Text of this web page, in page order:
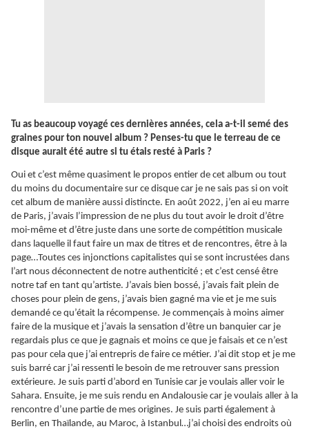
Tu as beaucoup voyagé ces dernières années, cela a-t-il semé des
graines pour ton nouvel album ? Penses-tu que le terreau de ce
disque aurait été autre si tu étais resté à Paris ?
Oui et c’est même quasiment le propos entier de cet album ou tout
du moins du documentaire sur ce disque car je ne sais pas si on voit
cet album de manière aussi distincte. En août 2022, j’en ai eu marre
de Paris, j’avais l’impression de ne plus du tout avoir le droit d’être
moi-même et d’être juste dans une sorte de compétition musicale
dans laquelle il faut faire un max de titres et de rencontres, être à la
page…Toutes ces injonctions capitalistes qui se sont incrustées dans
l’art nous déconnectent de notre authenticité ; et c’est censé être
notre taf en tant qu’artiste. J’avais bien bossé, j’avais fait plein de
choses pour plein de gens, j’avais bien gagné ma vie et je me suis
demandé ce qu’était la récompense. Je commençais à moins aimer
faire de la musique et j’avais la sensation d’être un banquier car je
regardais plus ce que je gagnais et moins ce que je faisais et ce n’est
pas pour cela que j’ai entrepris de faire ce métier. J’ai dit stop et je me
suis barré car j’ai ressenti le besoin de me retrouver sans pression
extérieure. Je suis parti d’abord en Tunisie car je voulais aller voir le
Sahara. Ensuite, je me suis rendu en Andalousie car je voulais aller à la
rencontre d’une partie de mes origines. Je suis parti également à
Berlin, en Thaïlande, au Maroc, à Istanbul…j’ai choisi des endroits où